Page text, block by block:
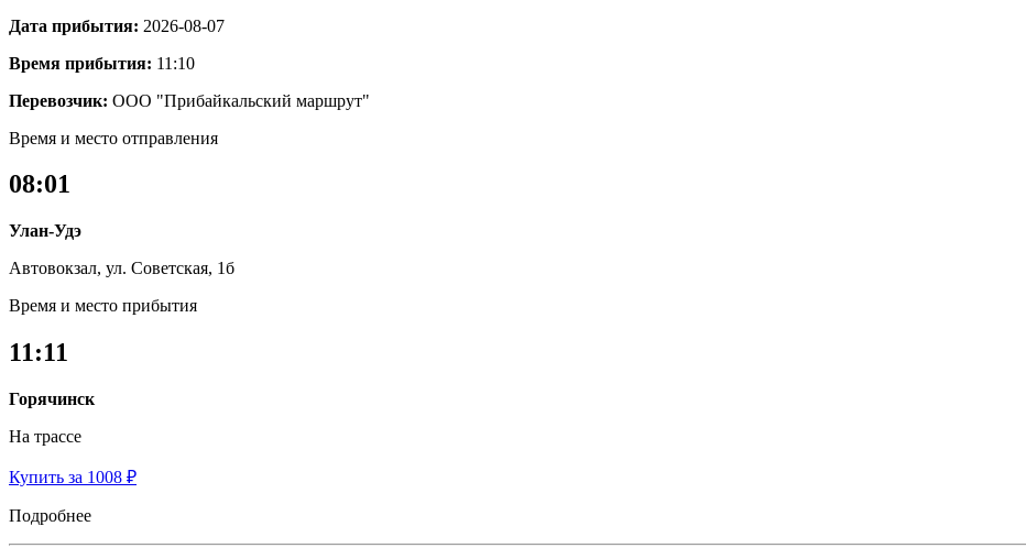
Дата прибытия: 2026-08-07
Время прибытия: 11:10
Перевозчик: ООО "Прибайкальский маршрут"
Время и место отправления
08:01
Улан-Удэ
Автовокзал, ул. Советская, 1б
Время и место прибытия
11:11
Горячинск
На трассе
Купить за 1008 ₽
Подробнее